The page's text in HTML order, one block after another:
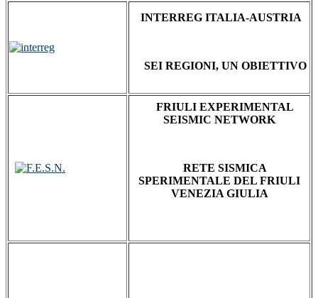
INTERREG ITALIA-AUSTRIA
SEI REGIONI, UN OBIETTIVO
FRIULI EXPERIMENTAL
SEISMIC NETWORK
RETE SISMICA
SPERIMENTALE DEL FRIULI
VENEZIA GIULIA